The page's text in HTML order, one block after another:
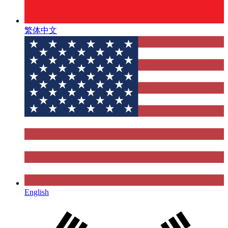
繁体中文
English